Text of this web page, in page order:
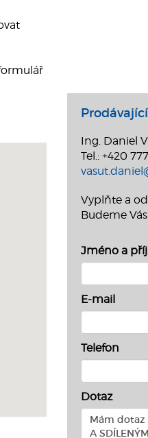
Ing. Daniel
Tel.: +420
Vyplňte a
Budeme
Jméno a
E-mail
Telefon
Dotaz